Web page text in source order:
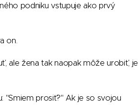
podniku vstupuje ako prvý
on.
ale žena tak naopak môže urobiť, je
"Smiem prosiť?" Ak je so svojou